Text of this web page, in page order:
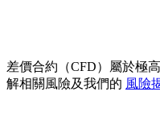
差價合約（CFD）屬於極
解相關風險及我們的 風險